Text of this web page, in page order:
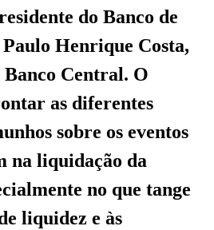
do Banco de
Henrique Costa,
Central. O
as diferentes
sobre os eventos
na liquidação da
no que tange
liquidez e às